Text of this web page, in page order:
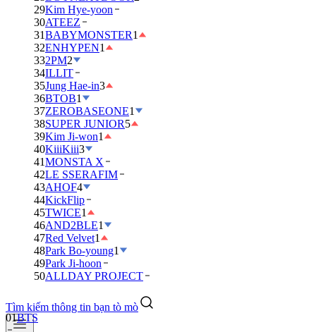
29Kim Hye-yoon
30ATEEZ
31BABYMONSTER1
32ENHYPEN1
332PM2
34ILLIT
35Jung Hae-in3
36BTOB1
37ZEROBASEONE1
38SUPER JUNIOR5
39Kim Ji-won1
40KiiiKiii3
41MONSTA X
42LE SSERAFIM
43AHOF4
44KickFlip
45TWICE1
46AND2BLE1
47Red Velvet1
48Park Bo-young1
49Park Ji-hoon
50ALLDAY PROJECT
Tìm kiếm thông tin bạn tò mò
01BTS